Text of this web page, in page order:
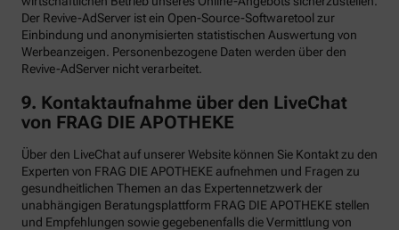
Der Revive-AdServer ist ein Open-Source-Softwaretool zur
Einbindung und anonymisierten statistischen Auswertung von
Werbeanzeigen. Personenbezogene Daten werden über den
Revive-AdServer nicht verarbeitet.
9. Kontaktaufnahme über den LiveChat
von FRAG DIE APOTHEKE
Über den LiveChat auf unserer Website können Sie Kontakt zu den
Experten von FRAG DIE APOTHEKE aufnehmen und Fragen zu
gesundheitlichen Themen an das Expertennetzwerk der
unabhängigen Beratungsplattform FRAG DIE APOTHEKE stellen
und Empfehlungen sowie gegebenenfalls die Vermittlung von